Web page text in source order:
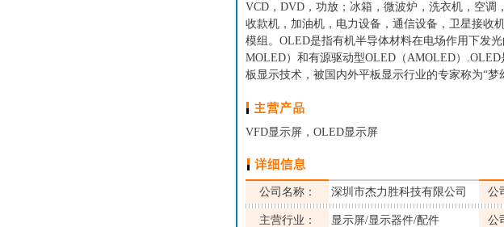
VCD，DVD，功放；冰箱，微波炉，洗衣机，空调
收款机，加油机，电力设备，通信设备，卫星接收
模组。OLED是指有机半导体材料在电场作用下发
MOLED）和有源驱动型OLED（AMOLED）
板显示技术，被国内外平板显示行业的专家称为“梦
VFD显示屏，OLED显示屏
公司名称： 深圳市杰力胜科技有限公司 公
主营行业： 显示屏/显示器件/配件 公